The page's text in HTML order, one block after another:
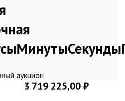
аукцион
3 719 225,00 ₽